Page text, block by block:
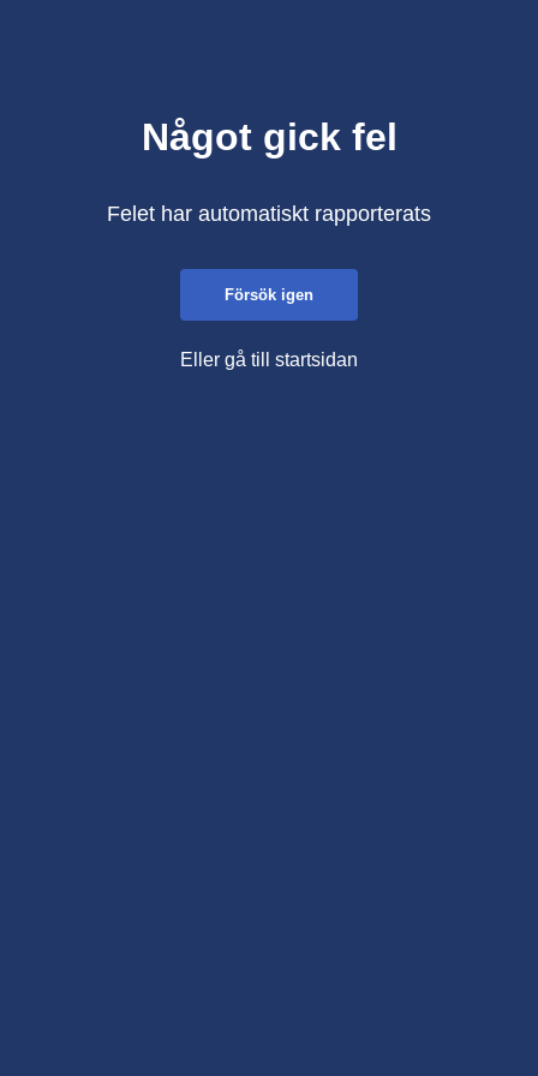
Något gick fel
Felet har automatiskt rapporterats
Försök igen
Eller gå till startsidan